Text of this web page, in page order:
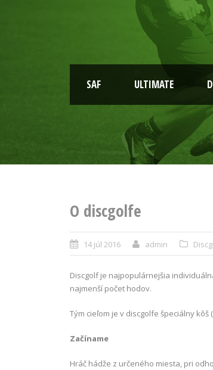
SAF ULTIMATE
O discgolfe
14 júl 2016 admin
Discgolf je najpopulárnejšia
najmenší počet hodov.
Tým cieľom je v discgolfe špeciálny kôš
Začíname
Hráč hádže z určeného miesta, pri